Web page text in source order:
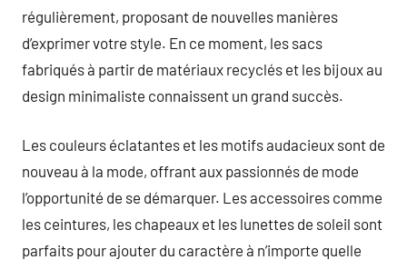
régulièrement, proposant de nouvelles manières
d’exprimer votre style. En ce moment, les sacs
fabriqués à partir de matériaux recyclés et les bijoux au
design minimaliste connaissent un grand succès.
Les couleurs éclatantes et les motifs audacieux sont de
nouveau à la mode, offrant aux passionnés de mode
l’opportunité de se démarquer. Les accessoires comme
les ceintures, les chapeaux et les lunettes de soleil sont
parfaits pour ajouter du caractère à n’importe quelle